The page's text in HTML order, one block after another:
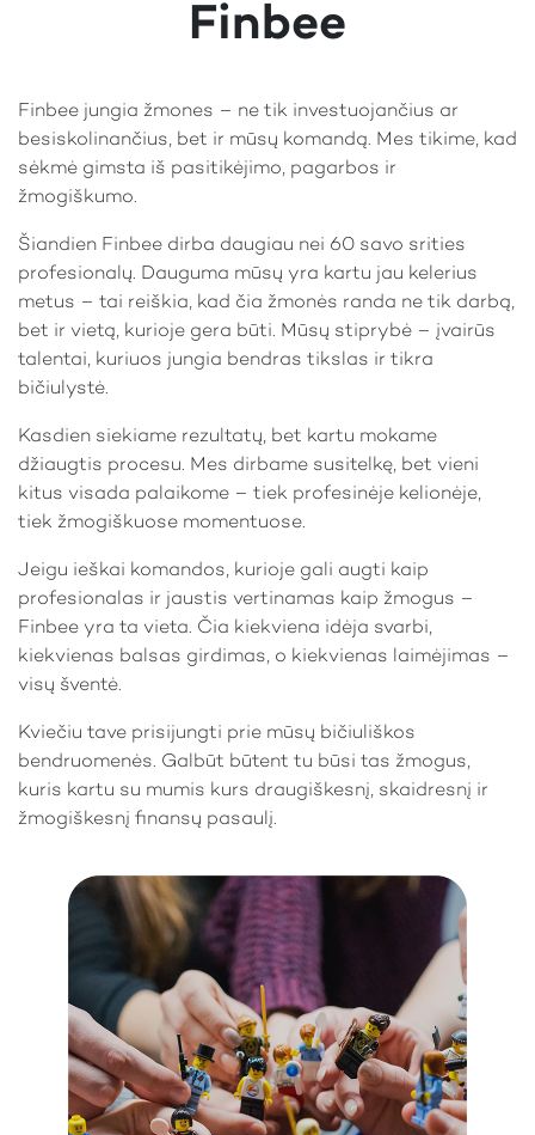
Finbee
Finbee jungia žmones – ne tik investuojančius ar
besiskolinančius, bet ir mūsų komandą. Mes tikime, kad
sėkmė gimsta iš pasitikėjimo, pagarbos ir
žmogiškumo.
Šiandien Finbee dirba daugiau nei 60 savo srities
profesionalų. Dauguma mūsų yra kartu jau kelerius
metus – tai reiškia, kad čia žmonės randa ne tik darbą,
bet ir vietą, kurioje gera būti. Mūsų stiprybė – įvairūs
talentai, kuriuos jungia bendras tikslas ir tikra
bičiulystė.
Kasdien siekiame rezultatų, bet kartu mokame
džiaugtis procesu. Mes dirbame susitelkę, bet vieni
kitus visada palaikome – tiek profesinėje kelionėje,
tiek žmogiškuose momentuose.
Jeigu ieškai komandos, kurioje gali augti kaip
profesionalas ir jaustis vertinamas kaip žmogus –
Finbee yra ta vieta. Čia kiekviena idėja svarbi,
kiekvienas balsas girdimas, o kiekvienas laimėjimas –
visų šventė.
Kviečiu tave prisijungti prie mūsų bičiuliškos
bendruomenės. Galbūt būtent tu būsi tas žmogus,
kuris kartu su mumis kurs draugiškesnį, skaidresnį ir
žmogiškesnį finansų pasaulį.